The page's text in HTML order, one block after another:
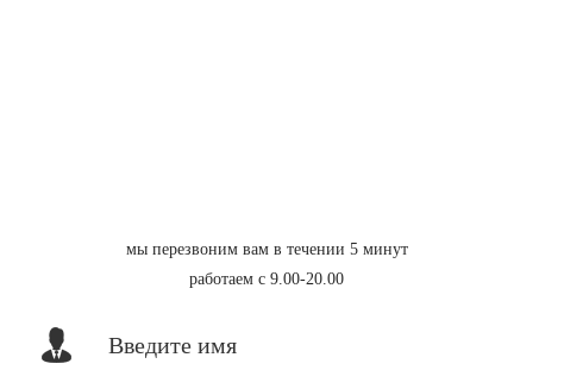
мы перезвоним вам в течении 5 минут
работаем с 9.00-20.00
Введите имя